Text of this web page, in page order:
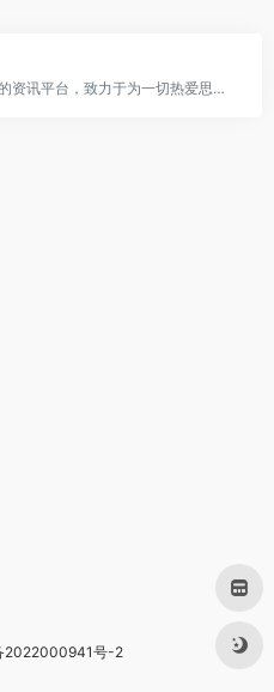
虎嗅是一个聚焦科技与创新的资讯平台，致力于为一切热爱思考与发现的用户，提供有效率的信息服务。内容包含前沿科技、汽车、消费、商业、医疗、健康、社会文化、金融财经、出海、国际热点、游戏、娱乐、3C数码、书影音等
2022000941号-2